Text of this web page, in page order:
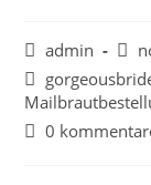
admin
0